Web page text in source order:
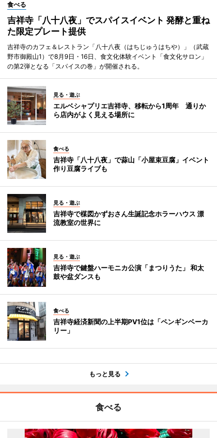
食べる
吉祥寺「八十八夜」でスパイスイベント 発酵と重ね
た限定プレート提供
吉祥寺のカフェ＆レストラン「八十八夜（はちじゅうはちや）」（武蔵
野市御殿山1）で8月9日・16日、食文化体験イベント「食文化サロン」
の第2弾となる「スパイスの巻」が開催される。
見る・遊ぶ
エルベシャプリエ吉祥寺、移転から1周年 通りか
ら店内がよく見える場所に
食べる
吉祥寺「八十八夜」で蒜山「小屋束豆腐」イベント
作り豆腐ライブも
見る・遊ぶ
吉祥寺で楳図かずおさん生誕記念ホラーハウス 漂
流教室の世界に
見る・遊ぶ
吉祥寺で鍵盤ハーモニカ公演「まつりうた」 和太
鼓や盆ダンスも
食べる
吉祥寺経済新聞の上半期PV1位は「ペンギンベーカ
リー」
もっと見る
食べる